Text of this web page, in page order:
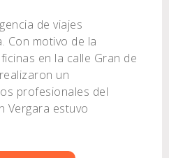
de viajes
Con motivo de la
en la calle Gran de
un
profesionales del
Vergara estuvo